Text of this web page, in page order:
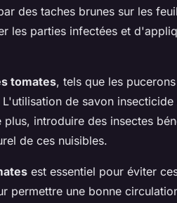
des taches brunes sur les
les parties infectées et
tomates, tels que les
de savon
introduire des insectes
de ces nuisibles.
est essentiel pour éviter
permettre une bonne